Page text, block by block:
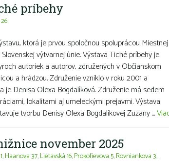
príbehy
ktorá je prvou spoločnou spoluprácou Miestnej
výtvarnej únie. Výstava Tiché príbehy je
autoriek a autorov, združených v Občianskom
a hrádzou. Združenie vzniklo v roku 2001 a
je Denisa Olexa Bogdalíková. Združenie má sedem
lokalitami aj umeleckými prejavmi. Výstava
tvorbu Denisy Olexa Bogdalíkovej Zuzany ...
november 2025
,Haanova 37,Lietavská 16,Prokofievova 5,Rovniankova 3,